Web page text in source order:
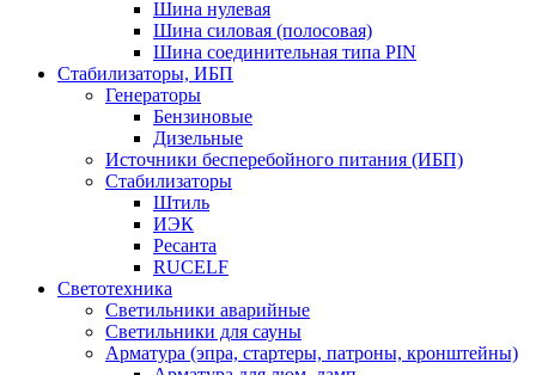
Шина нулевая
Шина силовая (полосовая)
Шина соединительная типа PIN
Стабилизаторы, ИБП
Генераторы
Бензиновые
Дизельные
Источники бесперебойного питания (ИБП)
Стабилизаторы
Штиль
ИЭК
Ресанта
RUCELF
Светотехника
Светильники аварийные
Светильники для сауны
Арматура (эпра, стартеры, патроны, кронштейны)